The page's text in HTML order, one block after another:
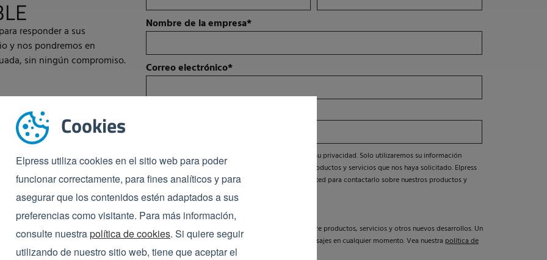
Cookies
Elpress utiliza cookies en el sitio web para poder
funcionar correctamente, para fines analíticos y para
asegurar que los contenidos estén adaptados a sus
preferencias como visitante. Para más información,
consulte nuestrapolítica de cookies. Si quiere seguir
utilizando de nuestro sitio web, tiene que aceptar el
responder a sus
y nos pondremos en
sin ningún compromiso.
Nombre de la empresa*
Correo electrónico*
Elpress hace todo lo posible para proteger y respetar su privacidad. Solo utilizaremos su información
personal para administrar su cuenta y entregarle los productos y servicios que nos haya solicitado. Elpress
necesita los datos de contacto proporcionados por usted para contactarlo sobre nuestros productos y
servicios.
De vez en cuando también nos gustaría informarle sobre productos, servicios y otros nuevos desarrollos. Un
boletín informativo. Puede darse de baja de estos mensajes en cualquier momento. Vea nuestra política de
privacidadpara más información.